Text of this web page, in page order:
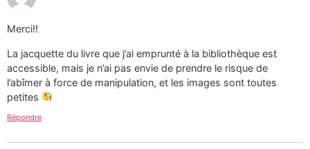
Merci!!
La jacquette du livre que j’ai emprunté à la bibliothèque est
accessible, mais je n’ai pas envie de prendre le risque de
l’abîmer à force de manipulation, et les images sont toutes
petites
Répondre